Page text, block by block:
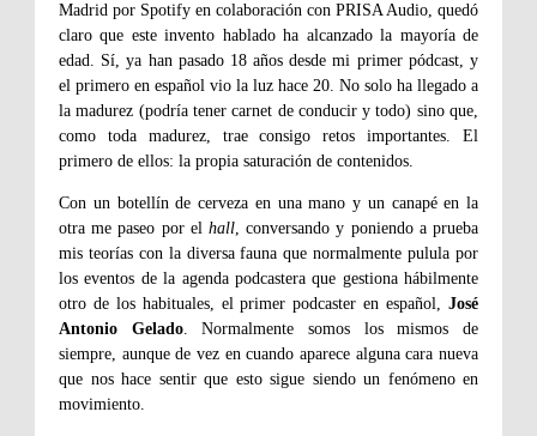
Madrid por Spotify en colaboración con PRISA Audio, quedó
claro que este invento hablado ha alcanzado la mayoría de
edad. Sí, ya han pasado 18 años desde mi primer pódcast, y
el primero en español vio la luz hace 20. No solo ha llegado a
la madurez (podría tener carnet de conducir y todo) sino que,
como toda madurez, trae consigo retos importantes. El
primero de ellos: la propia saturación de contenidos.
Con un botellín de cerveza en una mano y un canapé en la
otra me paseo por el hall, conversando y poniendo a prueba
mis teorías con la diversa fauna que normalmente pulula por
los eventos de la agenda podcastera que gestiona hábilmente
otro de los habituales, el primer podcaster en español, José
Antonio Gelado. Normalmente somos los mismos de
siempre, aunque de vez en cuando aparece alguna cara nueva
que nos hace sentir que esto sigue siendo un fenómeno en
movimiento.